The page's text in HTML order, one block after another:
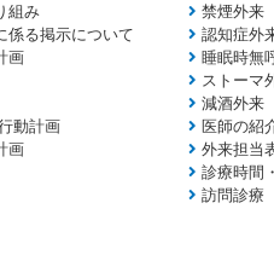
組み
係る掲示について
画
動計画
画
禁煙外来
認知症外
睡眠時無
ストーマ
減酒外来
医師の紹
外来担当
診療時間
訪問診療